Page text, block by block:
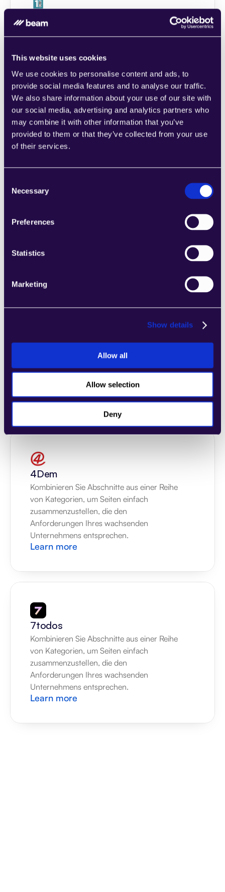
This website uses cookies
We use cookies to personalise content and ads, to
provide social media features and to analyse our traffic.
We also share information about your use of our site with
our social media, advertising and analytics partners who
may combine it with other information that you’ve
provided to them or that they’ve collected from your use
of their services.
Selection
Necessary
Preferences
Statistics
Marketing
Show details
Allow all
Allow selection
Deny
1CRM
zusammenzustellen, die den
Anforderungen Ihres wachsenden
Unternehmens entsprechen.
Learn more
2Chat
von Kategorien, um Seiten einfach
Anforderungen Ihres wachsenden
zusammenzustellen, die den
Anforderungen Ihres wachsenden
Unternehmens entsprechen.
Learn more
4Dem
Kombinieren Sie Abschnitte aus einer Reihe
von Kategorien, um Seiten einfach
zusammenzustellen, die den
Anforderungen Ihres wachsenden
Unternehmens entsprechen.
Learn more
7todos
Kombinieren Sie Abschnitte aus einer Reihe
von Kategorien, um Seiten einfach
zusammenzustellen, die den
Anforderungen Ihres wachsenden
Unternehmens entsprechen.
Learn more